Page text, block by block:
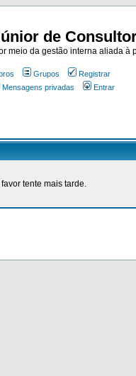
de
da gestão interna aliada à
Grupos
Registrar
Mensagens privadas Entrar
tente mais tarde.